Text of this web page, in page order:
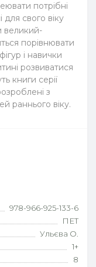
потрібні
для свого віку
великий-
порівнювати
і навички
розвиватися
книги серії
з
раннього віку.
978-966-925-133-6
ПЕТ
Ульєва О.
1+
8